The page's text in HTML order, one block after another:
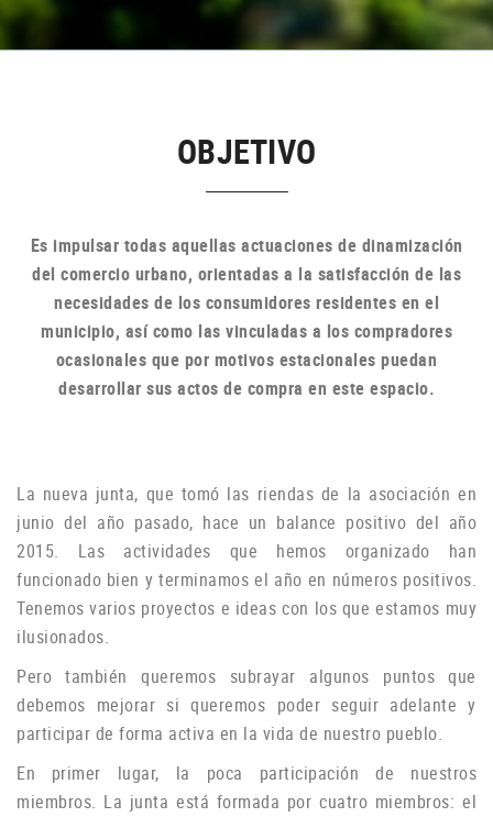
OBJETIVO
Es impulsar todas aquellas actuaciones de dinamización
del comercio urbano, orientadas a la satisfacción de las
necesidades de los consumidores residentes en el
municipio, así como las vinculadas a los compradores
ocasionales que por motivos estacionales puedan
desarrollar sus actos de compra en este espacio.
La nueva junta, que tomó las riendas de la asociación en
junio del año pasado, hace un balance positivo del año
2015. Las actividades que hemos organizado han
funcionado bien y terminamos el año en números positivos.
Tenemos varios proyectos e ideas con los que estamos muy
ilusionados.
Pero también queremos subrayar algunos puntos que
debemos mejorar si queremos poder seguir adelante y
participar de forma activa en la vida de nuestro pueblo.
En primer lugar, la poca participación de nuestros
miembros. La junta está formada por cuatro miembros: el